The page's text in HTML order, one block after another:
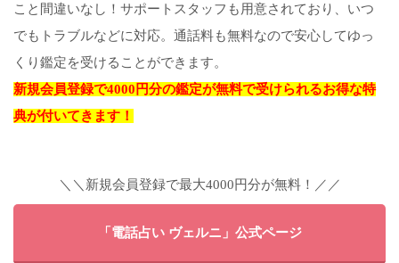
こと間違いなし！サポートスタッフも用意されており、いつ
でもトラブルなどに対応。通話料も無料なので安心してゆっ
くり鑑定を受けることができます。
新規会員登録で4000円分の鑑定が無料で受けられるお得な特
典が付いてきます！
＼＼新規会員登録で最大4000円分が無料！／／
「電話占い ヴェルニ」公式ページ